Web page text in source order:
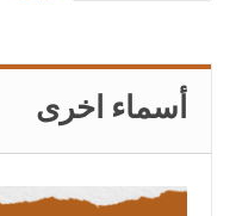
أسماء اخرى